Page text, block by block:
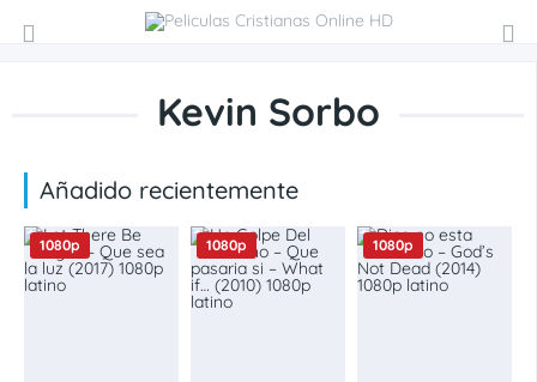
Kevin Sorbo
Añadido recientemente
1080p 1080p 1080p